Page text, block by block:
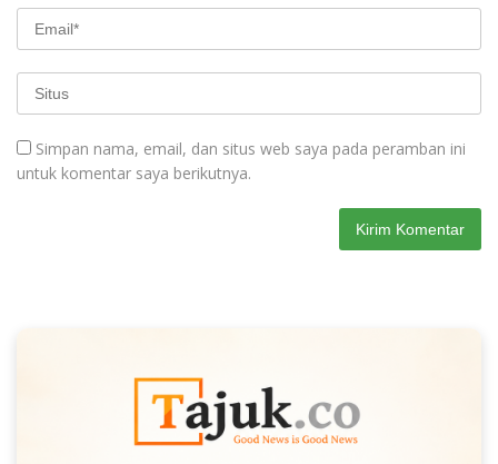
Simpan nama, email, dan situs web saya pada peramban ini
untuk komentar saya berikutnya.